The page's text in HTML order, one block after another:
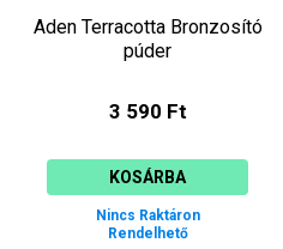
Aden Terracotta Bronzosító
púder
3 590 Ft
KOSÁRBA
Nincs Raktáron
Rendelhető